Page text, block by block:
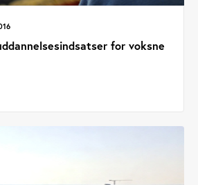
for voksne